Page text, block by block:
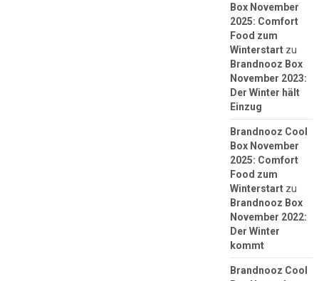
Box November
2025: Comfort
Food zum
Winterstartzu
Brandnooz Box
November 2023:
Der Winter hält
Einzug
Brandnooz Cool
Box November
2025: Comfort
Food zum
Winterstartzu
Brandnooz Box
November 2022:
Der Winter
kommt
Brandnooz Cool